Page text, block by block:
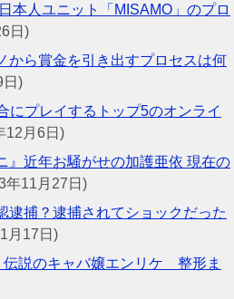
本人ユニット「MISAMO」のプロ
日)
から賞金を引き出すプロセスは何
日)
にプレイするトップ5のオンライ
12月6日)
』近年お騒がせの加護亜依 現在の
年11月27日)
逮捕？逮捕されてショックだった
月17日)
伝説のキャバ嬢エンリケ 整形ま